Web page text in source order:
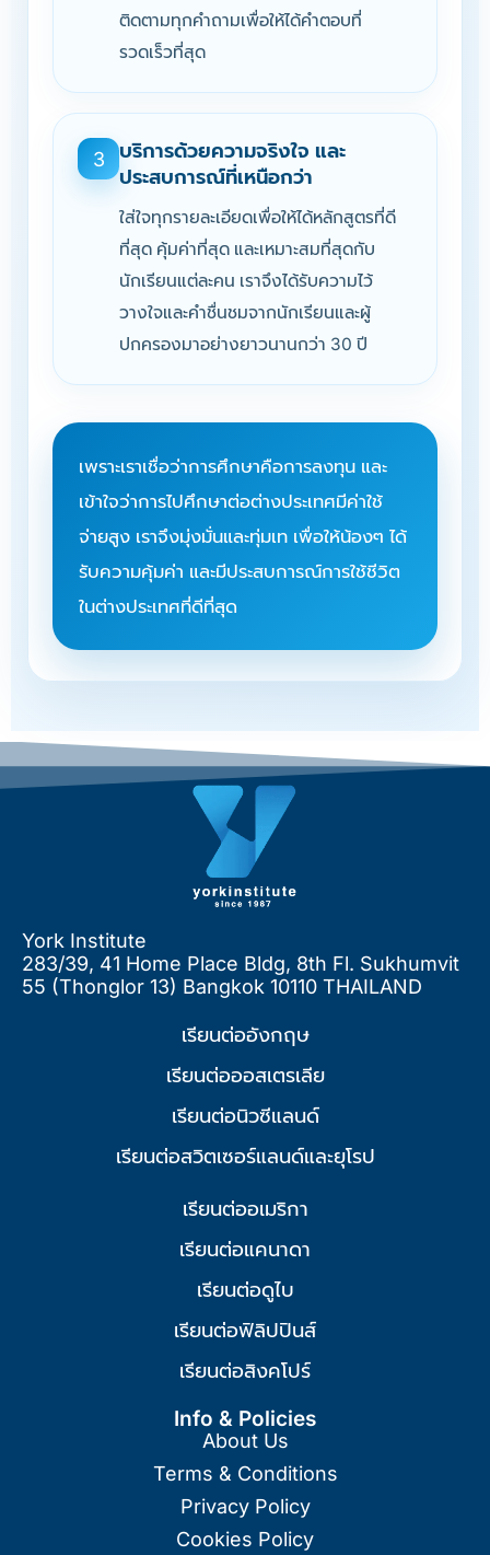
ติดตามทุกคำถามเพื่อให้ได้คำตอบที่
รวดเร็วที่สุด
3
บริการด้วยความจริงใจ และ
ประสบการณ์ที่เหนือกว่า
ใส่ใจทุกรายละเอียดเพื่อให้ได้หลักสูตรที่ดี
ที่สุด คุ้มค่าที่สุด และเหมาะสมที่สุดกับ
นักเรียนแต่ละคน เราจึงได้รับความไว้
วางใจและคำชื่นชมจากนักเรียนและผู้
ปกครองมาอย่างยาวนานกว่า 30 ปี
เพราะเราเชื่อว่าการศึกษาคือการลงทุน และ
เข้าใจว่าการไปศึกษาต่อต่างประเทศมีค่าใช้
จ่ายสูง เราจึงมุ่งมั่นและทุ่มเท เพื่อให้น้องๆ ได้
รับความคุ้มค่า และมีประสบการณ์การใช้ชีวิต
ในต่างประเทศที่ดีที่สุด
York Institute
283/39, 41 Home Place Bldg, 8th Fl. Sukhumvit
55 (Thonglor 13) Bangkok 10110 THAILAND
เรียนต่ออังกฤษ
เรียนต่อออสเตรเลีย
เรียนต่อนิวซีแลนด์
เรียนต่อสวิตเซอร์แลนด์และยุโรป
เรียนต่ออเมริกา
เรียนต่อแคนาดา
เรียนต่อดูไบ
เรียนต่อฟิลิปปินส์
เรียนต่อสิงคโปร์
Info & Policies
About Us
Terms & Conditions
Privacy Policy
Cookies Policy